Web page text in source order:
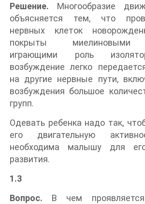
Решение. Многообразие
объясняется тем, что
нервных клеток
покрыты миелиновыми
играющими роль
возбуждение легко
на другие нервные пути,
возбуждения большое
групп.
Одевать ребенка надо так,
его двигательную
необходима малышу для
развития.
1.3
Вопрос. В чем